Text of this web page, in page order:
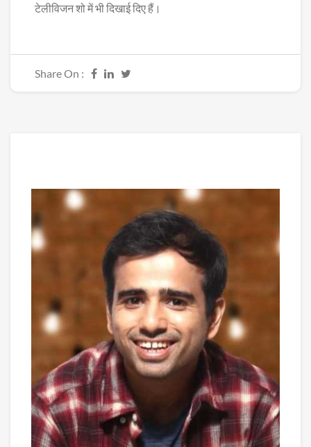
टेलीविजन शो में भी दिखाई दिए हैं।
Share On :